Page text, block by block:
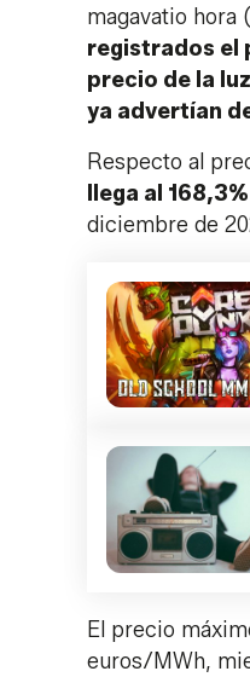
magavatio hora
registrados el
precio de la
ya advertían
Respecto al
llega al
diciembre de
El precio
euros/MWh,